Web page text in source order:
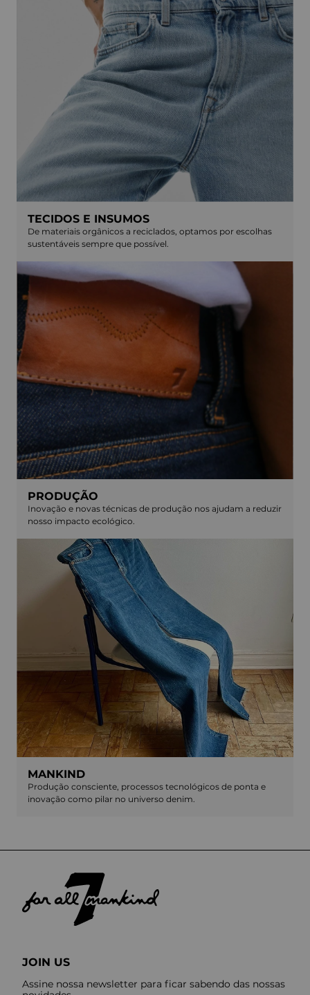
TECIDOS E INSUMOS
De materiais orgânicos a reciclados, optamos por escolhas
sustentáveis sempre que possível.
PRODUÇÃO
Inovação e novas técnicas de produção nos ajudam a reduzir
nosso impacto ecológico.
MANKIND
Produção consciente, processos tecnológicos de ponta e
inovação como pilar no universo denim.
JOIN US
Assine nossa newsletter para ficar sabendo das nossas